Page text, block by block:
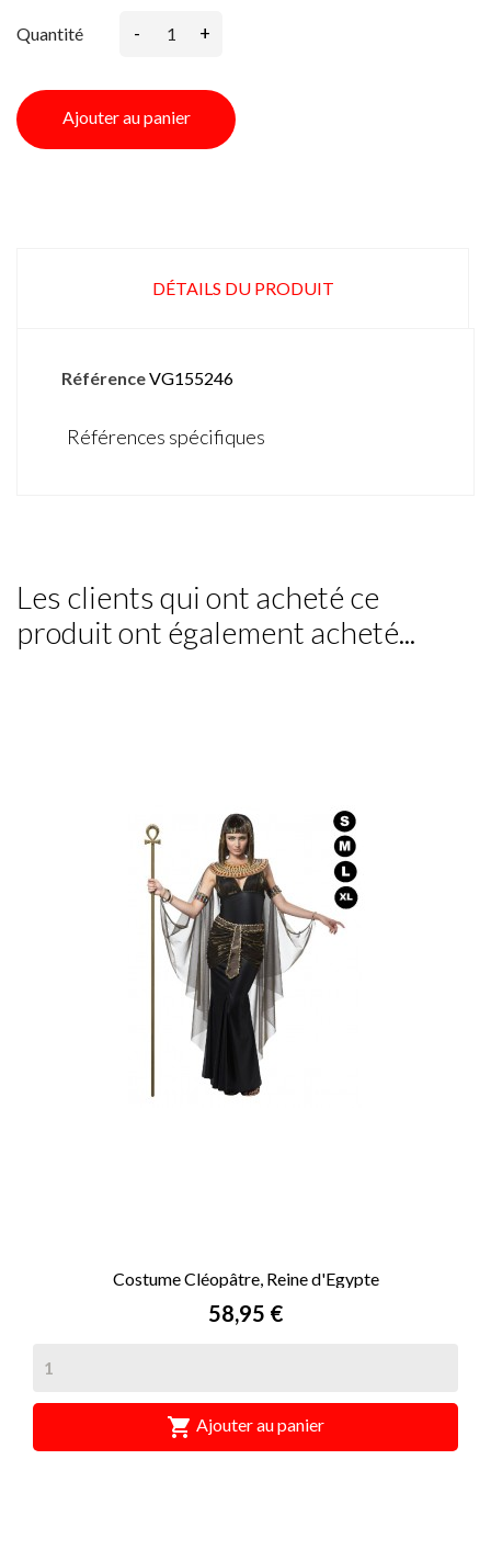
Quantité - +
Ajouter au panier
DÉTAILS DU PRODUIT
RéférenceVG155246
Références spécifiques
Les clients qui ont acheté ce
produit ont également acheté...
Costume Cléopâtre, Reine d'Egypte
Prix
58,95 €
 Ajouter au panier